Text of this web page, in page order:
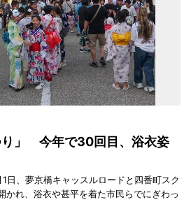
り」 今年で30回目、浴衣姿
1日、夢京橋キャッスルロードと四番町スク
かれ、浴衣や甚平を着た市民らでにぎわっ